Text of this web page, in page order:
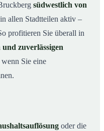
südwestlich von
allen Stadtteilen aktiv –
profitieren Sie überall in
und zuverlässigen
Sie eine
oder die